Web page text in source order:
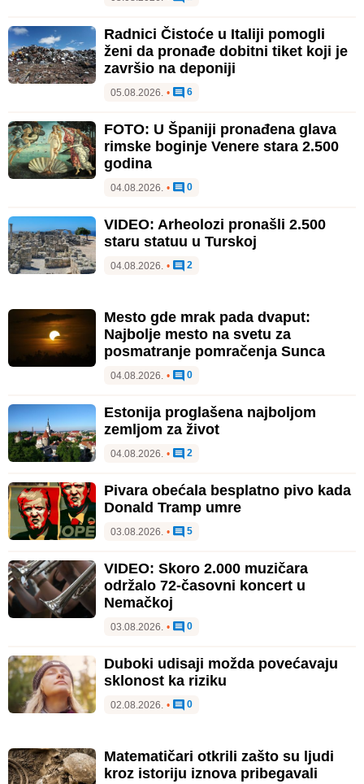
Radnici Čistoće u Italiji pomogli
ženi da pronađe dobitni tiket koji je
završio na deponiji
05.08.2026. • 6
FOTO: U Španiji pronađena glava
rimske boginje Venere stara 2.500
godina
04.08.2026. • 0
VIDEO: Arheolozi pronašli 2.500
staru statuu u Turskoj
04.08.2026. • 2
Mesto gde mrak pada dvaput:
Najbolje mesto na svetu za
posmatranje pomračenja Sunca
04.08.2026. • 0
Estonija proglašena najboljom
zemljom za život
04.08.2026. • 2
Pivara obećala besplatno pivo kada
Donald Tramp umre
03.08.2026. • 5
VIDEO: Skoro 2.000 muzičara
održalo 72-časovni koncert u
Nemačkoj
03.08.2026. • 0
Duboki udisaji možda povećavaju
sklonost ka riziku
02.08.2026. • 0
Matematičari otkrili zašto su ljudi
kroz istoriju iznova pribegavali